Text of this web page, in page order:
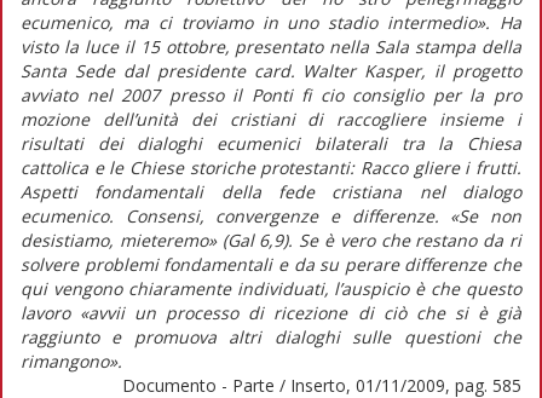
ecumenico, ma ci troviamo in uno stadio intermedio». Ha
visto la luce il 15 ottobre, presentato nella Sala stampa della
Santa Sede dal presidente card. Walter Kasper, il progetto
avviato nel 2007 presso il Ponti fi cio consiglio per la pro
mozione dell’unità dei cristiani di raccogliere insieme i
risultati dei dialoghi ecumenici bilaterali tra la Chiesa
cattolica e le Chiese storiche protestanti: Racco gliere i frutti.
Aspetti fondamentali della fede cristiana nel dialogo
ecumenico. Consensi, convergenze e differenze. «Se non
desistiamo, mieteremo» (Gal 6,9). Se è vero che restano da ri
solvere problemi fondamentali e da su perare differenze che
qui vengono chiaramente individuati, l’auspicio è che questo
lavoro «avvii un processo di ricezione di ciò che si è già
raggiunto e promuova altri dialoghi sulle questioni che
rimangono».
Documento - Parte / Inserto, 01/11/2009, pag. 585